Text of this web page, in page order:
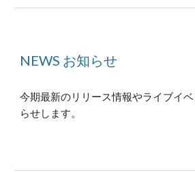
NEWS お知らせ
今期最新のリリース情報やライブイ
らせします。